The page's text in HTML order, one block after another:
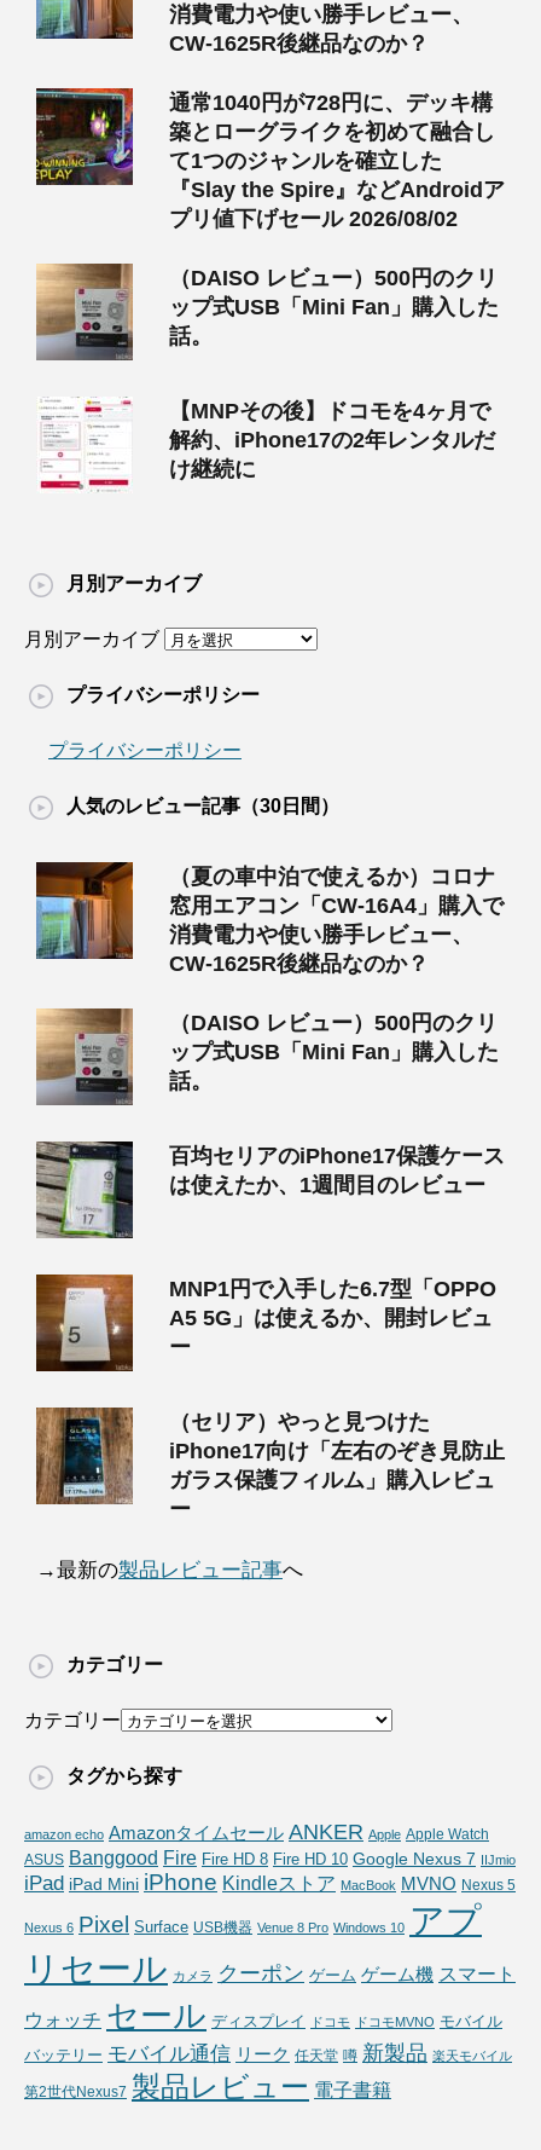
消費電力や使い勝手レビュー、
CW-1625R後継品なのか？
通常1040円が728円に、デッキ構
築とローグライクを初めて融合し
て1つのジャンルを確立した
『Slay the Spire』などAndroidア
プリ値下げセール 2026/08/02
（DAISO レビュー）500円のクリ
ップ式USB「Mini Fan」購入した
話。
【MNPその後】ドコモを4ヶ月で
解約、iPhone17の2年レンタルだ
け継続に
月別アーカイブ
月別アーカイブ
プライバシーポリシー
プライバシーポリシー
人気のレビュー記事（30日間）
（夏の車中泊で使えるか）コロナ
窓用エアコン「CW-16A4」購入で
消費電力や使い勝手レビュー、
CW-1625R後継品なのか？
（DAISO レビュー）500円のクリ
ップ式USB「Mini Fan」購入した
話。
百均セリアのiPhone17保護ケース
は使えたか、1週間目のレビュー
MNP1円で入手した6.7型「OPPO
A5 5G」は使えるか、開封レビュ
ー
（セリア）やっと見つけた
iPhone17向け「左右のぞき見防止
ガラス保護フィルム」購入レビュ
ー
→最新の製品レビュー記事へ
カテゴリー
カテゴリー
タグから探す
amazon echo Amazonタイムセール ANKER Apple Apple Watch
ASUS Banggood Fire Fire HD 8 Fire HD 10 Google Nexus 7 IIJmio
iPad iPad Mini iPhone Kindleストア MacBook MVNO Nexus 5
Nexus 6 Pixel Surface USB機器 Venue 8 Pro Windows 10 アプ
リセール カメラ クーポン ゲーム ゲーム機 スマート
ウォッチ セール ディスプレイ ドコモ ドコモMVNO モバイル
バッテリー モバイル通信 リーク 任天堂 噂 新製品 楽天モバイル
第2世代Nexus7 製品レビュー 電子書籍